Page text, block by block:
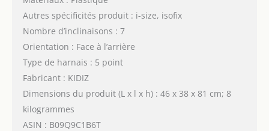
Autres spécificités produit : i-size, isofix
Nombre d’inclinaisons : 7
Orientation : Face à l’arrière
Type de harnais : 5 point
Fabricant : KIDIZ
Dimensions du produit (L x l x h) : 46 x 38 x 81 cm; 8
kilogrammes
ASIN : B09Q9C1B6T